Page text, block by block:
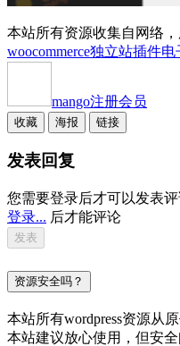
本站所有资源收集自网络
woocommerce独立站插件电
mango注册会员
收藏 海报 链接
发表回复
您需要登录后才可以发表评
登录... 后才能评论
资源安全吗？
本站所有wordpress资源从
本站建议放心使用，但安